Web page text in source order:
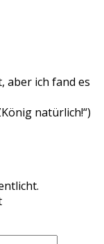
aber ich fand es
natürlich!“)